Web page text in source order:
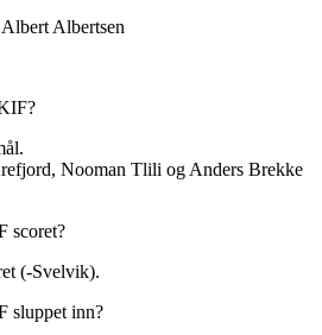
Albertsen
Nooman Tlili og Anders Brekke
scoret?
(-Svelvik).
sluppet inn?